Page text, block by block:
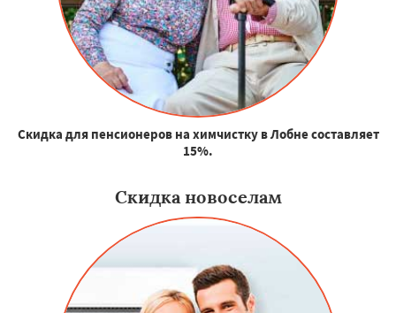
Скидка для пенсионеров на химчистку в Лобне составляет
15%.
Скидка новоселам